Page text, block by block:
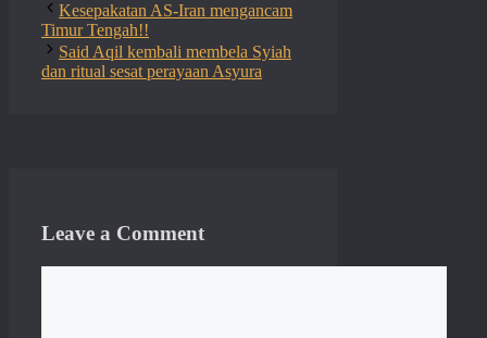
Kesepakatan AS-Iran mengancam
Timur Tengah!!
Said Aqil kembali membela Syiah
dan ritual sesat perayaan Asyura
Leave a Comment